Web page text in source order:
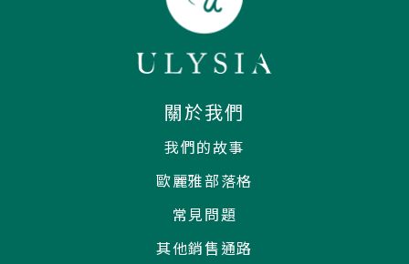
關於我們
我們的故事
歐麗雅部落格
常見問題
其他銷售通路